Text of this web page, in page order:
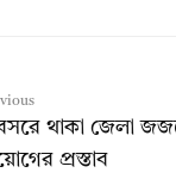
থাকা জেলা
প্রস্তাব